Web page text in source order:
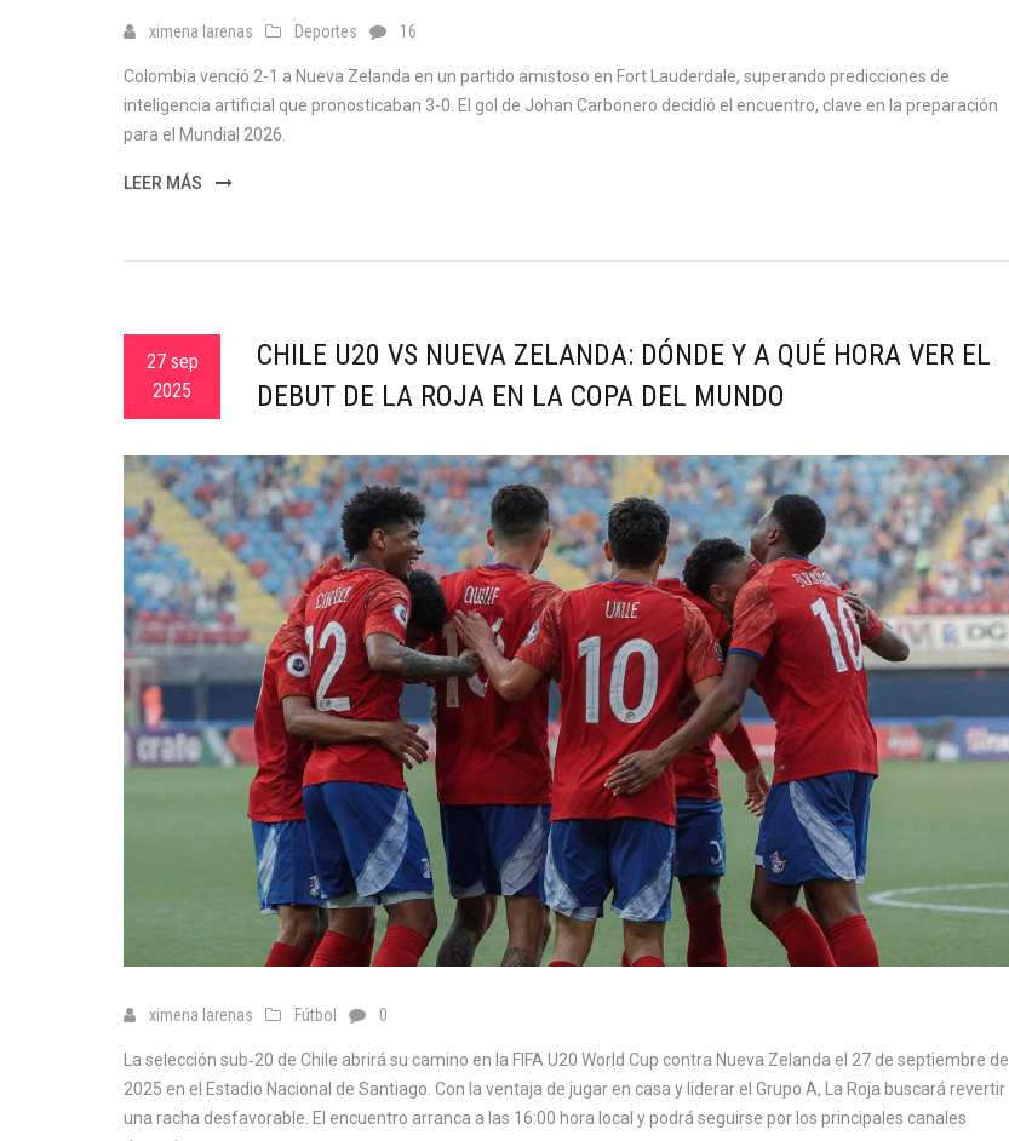
ximena larenas Deportes 16
Colombia venció 2-1 a Nueva Zelanda en un partido amistoso en Fort Lauderdale, superando predicciones de
inteligencia artificial que pronosticaban 3-0. El gol de Johan Carbonero decidió el encuentro, clave en la preparación
para el Mundial 2026.
LEER MÁS
27 sep
2025
CHILE U20 VS NUEVA ZELANDA: DÓNDE Y A QUÉ HORA VER EL
DEBUT DE LA ROJA EN LA COPA DEL MUNDO
ximena larenas Fútbol 0
La selección sub‑20 de Chile abrirá su camino en la FIFA U20 World Cup contra Nueva Zelanda el 27 de septiembre de
2025 en el Estadio Nacional de Santiago. Con la ventaja de jugar en casa y liderar el Grupo A, La Roja buscará revertir
una racha desfavorable. El encuentro arranca a las 16:00 hora local y podrá seguirse por los principales canales